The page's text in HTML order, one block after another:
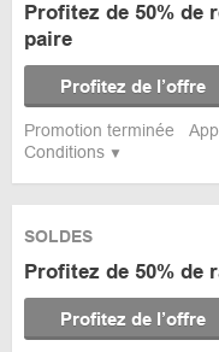
Conditions
Profitez de 50% de
paire
Profitez de l’offre
Promotion terminée
SOLDES
Profitez de 50% de
Profitez de l’offre